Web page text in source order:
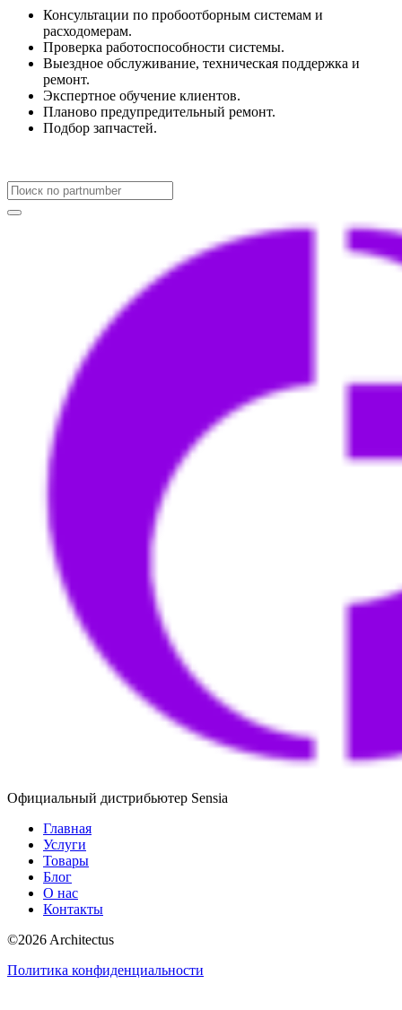
Консультации по пробоотборным системам и
расходомерам.
Проверка работоспособности системы.
Выездное обслуживание, техническая поддержка и
ремонт.
Экспертное обучение клиентов.
Планово предупредительный ремонт.
Подбор запчастей.
Официальный дистрибьютер Sensia
Главная
Услуги
Товары
Блог
О нас
Контакты
©2026 Architectus
Политика конфиденциальности